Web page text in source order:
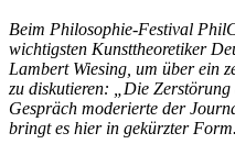
Beim Philosophie-Festival
wichtigsten Kunsttheoretiker
Lambert Wiesing, um über ein
zu diskutieren: „Die
Gespräch moderierte der
bringt es hier in gekürzter Form.